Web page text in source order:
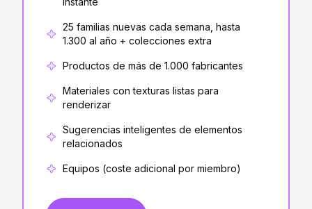
25 familias nuevas cada semana, hasta
1.300 al año + colecciones extra
Productos de más de 1.000 fabricantes
Materiales con texturas listas para
renderizar
Sugerencias inteligentes de elementos
relacionados
Equipos (coste adicional por miembro)